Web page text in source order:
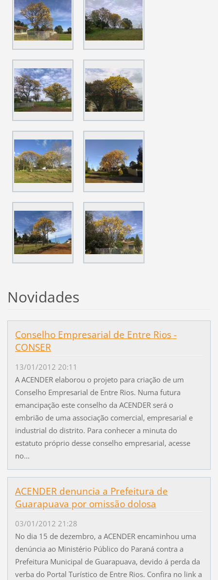
Novidades
Conselho Empresarial de Entre Rios -
CONSER
13/01/2012 20:11
A ACENDER elaborou o projeto para criação de um
Conselho Empresarial de Entre Rios. Numa futura
emancipação este conselho da ACENDER será o
embrião de uma associação comercial, empresarial e
industrial do distrito. Para conhecer a minuta do
estatuto próprio desse conselho empresarial, acesse
no...
ACENDER denuncia a Prefeitura de
Guarapuava por omissão dolosa
03/01/2012 21:28
No dia 15 de dezembro, a ACENDER encaminhou uma
denúncia ao Ministério Público do Paraná contra a
Prefeitura Municipal de Guarapuava, devido á perda da
verba do Portal Turístico de Entre Rios. Confira no link a